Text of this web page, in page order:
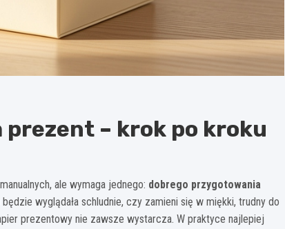
prezent – krok po kroku
ale wymaga jednego: dobrego przygotowania
wyglądała schludnie, czy zamieni się w miękki, trudny do
prezentowy nie zawsze wystarcza. W praktyce najlepiej